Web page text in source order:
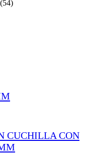
(54)
CUCHILLA CON